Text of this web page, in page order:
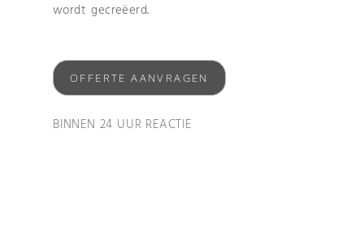
wordt gecreëerd.
OFFERTE AANVRAGEN
BINNEN 24 UUR REACTIE